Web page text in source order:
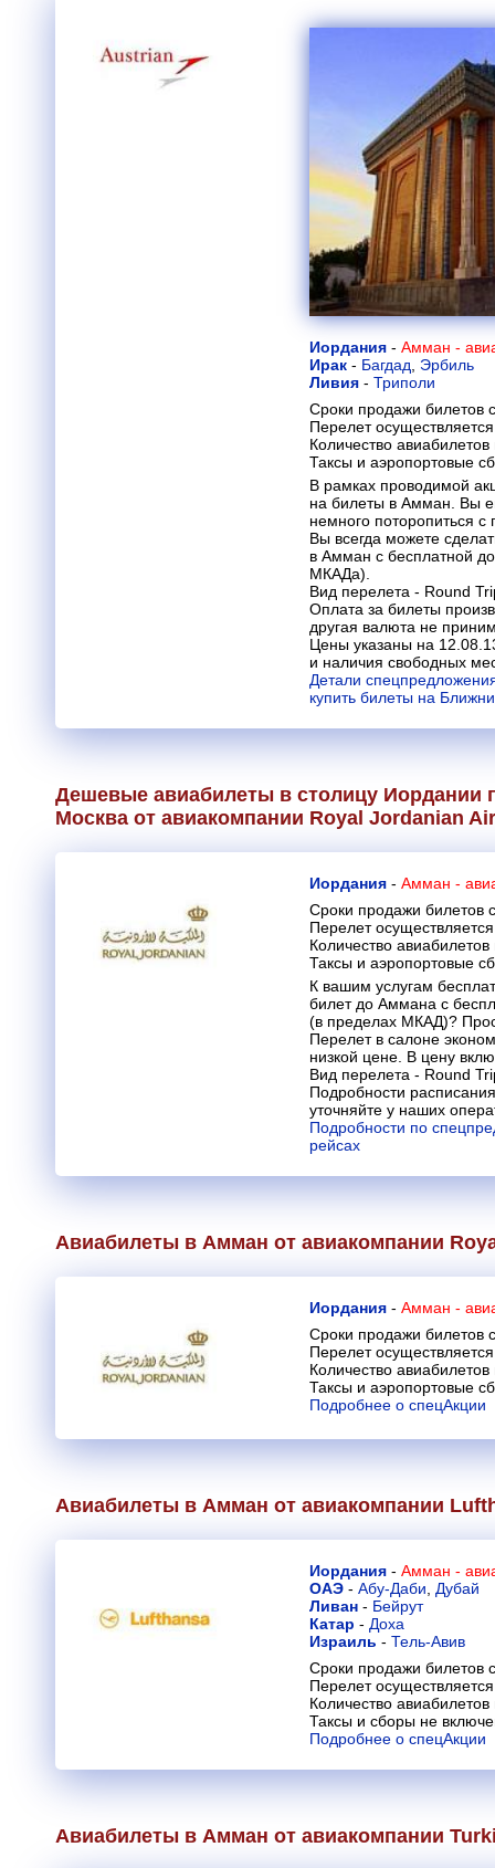
Иордания - Амман -
Ирак - Багдад, Эрбиль
Ливия - Триполи
Сроки продажи билетов
Перелет
Количество
Таксы и аэропортовые
В рамках проводимой
на билеты в Амман. Вы
немного поторопиться с
Вы всегда можете
в Амман с бесплатной
МКАДа).
Вид перелета - Round
Оплата за билеты
другая валюта не
Цены указаны на
и наличия свободных
Детали
купить билеты на
Дешевые авиабилеты в столицу Иордании
Москва от авиакомпании Royal Jordanian
Иордания - Амман -
Сроки продажи билетов
Перелет
Количество
Таксы и аэропортовые
К вашим услугам
билет до Аммана с
(в пределах МКАД)?
Перелет в салоне
низкой цене. В цену
Вид перелета - Round
Подробности
уточняйте у наших
Подробности по
рейсах
Авиабилеты в Амман от авиакомпании
Иордания - Амман -
Сроки продажи билетов
Перелет
Количество
Таксы и аэропортовые
Подробнее о спецАкции
Авиабилеты в Амман от авиакомпании
Иордания - Амман -
ОАЭ - Абу-Даби
Дубай
Ливан - Бейрут
Катар - Доха
Израиль - Тель-Авив
Сроки продажи билетов
Перелет
Количество
Таксы и сборы не
Подробнее о спецАкции
Авиабилеты в Амман от авиакомпании